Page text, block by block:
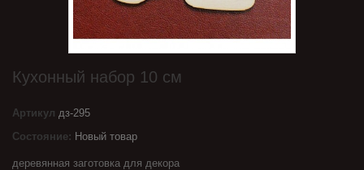
Кухонный набор 10 см
Артикул дз-295
Состояние: Новый товар
деревянная заготовка для декора